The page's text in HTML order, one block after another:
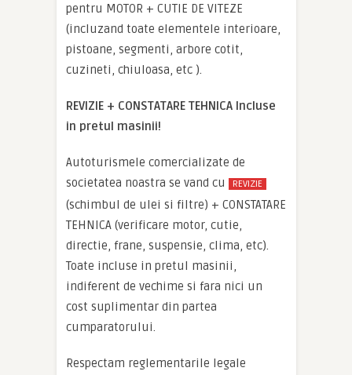
pentru MOTOR + CUTIE DE VITEZE
(incluzand toate elementele interioare,
pistoane, segmenti, arbore cotit,
cuzineti, chiuloasa, etc ).
REVIZIE + CONSTATARE TEHNICA Incluse
in pretul masinii!
Autoturismele comercializate de
societatea noastra se vand cu
REVIZIE
(schimbul de ulei si filtre) + CONSTATARE
TEHNICA (verificare motor, cutie,
directie, frane, suspensie, clima, etc).
Toate incluse in pretul masinii,
indiferent de vechime si fara nici un
cost suplimentar din partea
cumparatorului.
Respectam reglementarile legale